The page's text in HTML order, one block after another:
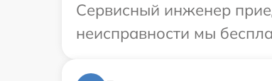
Сервисный инженер
неисправности мы